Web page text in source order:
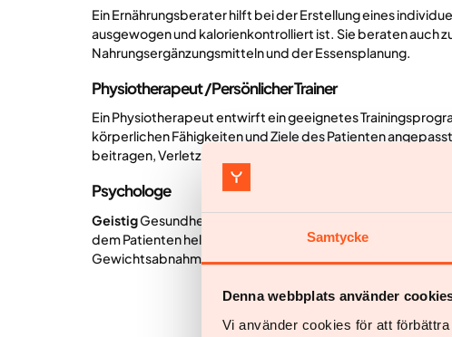
Samtycke
Denna webbplats använder
Vi använder cookies för att
Ein Ernährungsberater hilft bei der Erstellung eines
ausgewogen und kalorienkontrolliert ist. Sie beraten auch
Nahrungsergänzungsmitteln und der Essensplanung.
Physiotherapeut/Persönlicher Trainer
Ein Physiotherapeut entwirft ein geeignetes
körperlichen Fähigkeiten und Ziele des Patienten
beitragen, Verletzungen vorzubeugen und die Mobilität zu
Psychologe
GeistigGesundheit spielt eine wichtige Rolle beim
dem Patienten helfen, mit Stress, Essstörungen und der
Gewichtsabnahmeplan einzuhalten.